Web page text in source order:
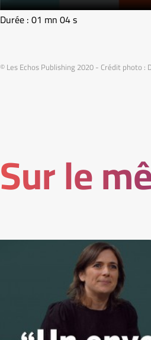
Durée : 01 mn 04 s
© Les Echos Publishing 2020 - Crédit photo :
Sur le